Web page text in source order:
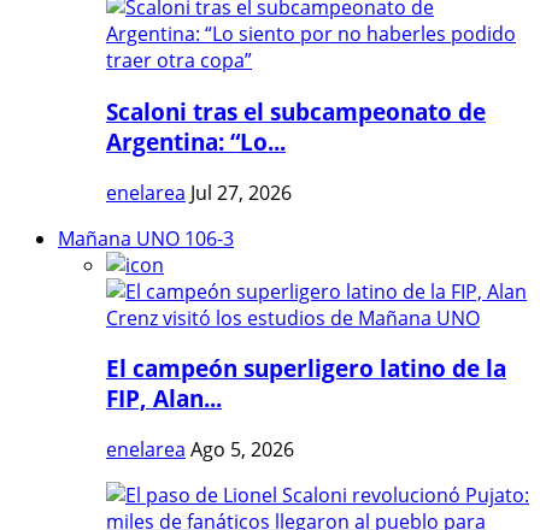
Scaloni tras el subcampeonato de
Argentina: “Lo...
enelarea Jul 27, 2026
Mañana UNO 106-3
El campeón superligero latino de la
FIP, Alan...
enelarea Ago 5, 2026